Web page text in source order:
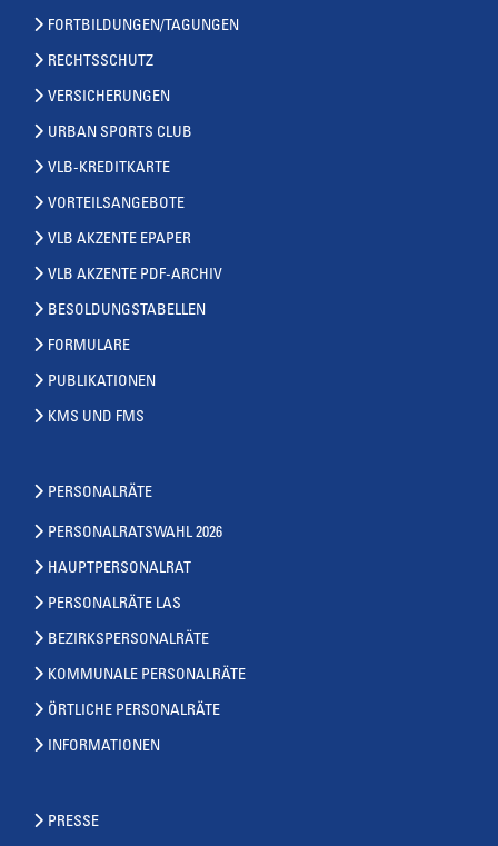
FORTBILDUNGEN/TAGUNGEN
RECHTSSCHUTZ
VERSICHERUNGEN
URBAN SPORTS CLUB
VLB-KREDITKARTE
VORTEILSANGEBOTE
VLB AKZENTE EPAPER
VLB AKZENTE PDF-ARCHIV
BESOLDUNGSTABELLEN
FORMULARE
PUBLIKATIONEN
KMS UND FMS
PERSONALRÄTE
PERSONALRATSWAHL 2026
HAUPTPERSONALRAT
PERSONALRÄTE LAS
BEZIRKSPERSONALRÄTE
KOMMUNALE PERSONALRÄTE
ÖRTLICHE PERSONALRÄTE
INFORMATIONEN
PRESSE